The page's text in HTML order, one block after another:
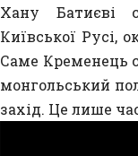
Хану Батиєві
Київської Русі,
Саме Кременець
монгольський
захід. Це лише